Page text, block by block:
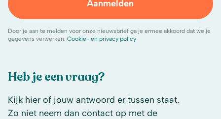
Heb je een vraag?
Kijk hier of jouw antwoord er tussen staat.
Zo niet neem dan contact op met de
Aanmelden
Door je aan te melden voor onze nieuwsbrief ga je ermee akkoord dat we je
gegevens verwerken. Cookie- en privacy policy